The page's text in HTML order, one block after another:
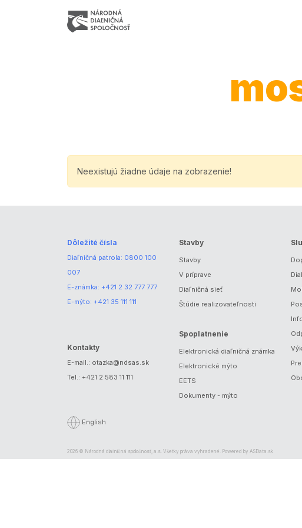
Neexistujú žiadne údaje na zobrazenie!
Dôležité čísla
Diaľničná patrola: 0800 100
007
E-známka: +421 2 32 777 777
E-mýto: +421 35 111 111
Kontakty
E-mail.: otazka@ndsas.sk
Tel.: +421 2 583 11 111
English
Stavby
Stavby
V príprave
Diaľničná sieť
Štúdie realizovateľnosti
Spoplatnenie
Elektronická diaľničná známka
Elektronické mýto
EETS
Dokumenty - mýto
2026 © Národná diaľničná spoločnosť, a.s. Všetky práva vyhradené. Powered by ASData.sk